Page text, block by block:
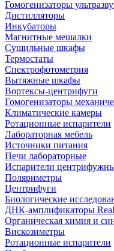
Гомогенизаторы
Дистилляторы
Инкубаторы
Магнитные мешалки
Сушильные шкафы
Термостаты
Спектрофотометрия
Вытяжные шкафы
Вортексы-центрифуги
Гомогенизаторы
Климатические камеры
Ротационные испарители
Лабораторная мебель
Источники питания
Печи лабораторные
Испарители
Поляриметры
Центрифуги
Биологические
ДНК-амплификаторы
Органическая химия и
Вискозиметры
Ротационные испарители